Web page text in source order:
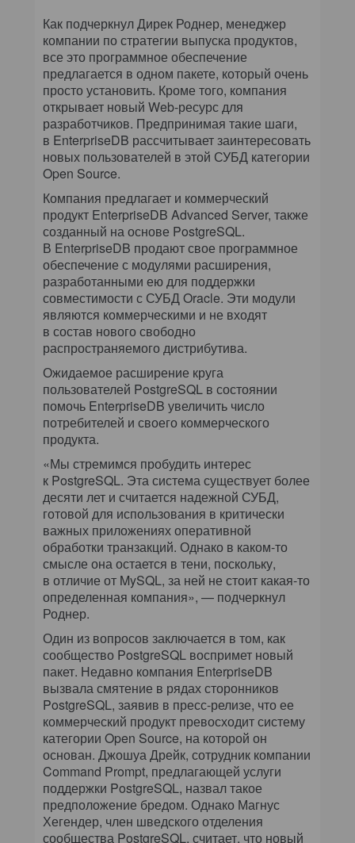
Как подчеркнул Дирек Роднер, менеджер
компании по стратегии выпуска продуктов,
все это программное обеспечение
предлагается в одном пакете, который очень
просто установить. Кроме того, компания
открывает новый Web-ресурс для
разработчиков. Предпринимая такие шаги,
в EnterpriseDB рассчитывает заинтересовать
новых пользователей в этой СУБД категории
Open Source.
Компания предлагает и коммерческий
продукт EnterpriseDB Advanced Server, также
созданный на основе PostgreSQL.
В EnterpriseDB продают свое программное
обеспечение с модулями расширения,
разработанными ею для поддержки
совместимости с СУБД Oracle. Эти модули
являются коммерческими и не входят
в состав нового свободно
распространяемого дистрибутива.
Ожидаемое расширение круга
пользователей PostgreSQL в состоянии
помочь EnterpriseDB увеличить число
потребителей и своего коммерческого
продукта.
«Мы стремимся пробудить интерес
к PostgreSQL. Эта система существует более
десяти лет и считается надежной СУБД,
готовой для использования в критически
важных приложениях оперативной
обработки транзакций. Однако в каком-то
смысле она остается в тени, поскольку,
в отличие от MySQL, за ней не стоит какая-то
определенная компания», — подчеркнул
Роднер.
Один из вопросов заключается в том, как
сообщество PostgreSQL воспримет новый
пакет. Недавно компания EnterpriseDB
вызвала смятение в рядах сторонников
PostgreSQL, заявив в пресс-релизе, что ее
коммерческий продукт превосходит систему
категории Open Source, на которой он
основан. Джошуа Дрейк, сотрудник компании
Command Prompt, предлагающей услуги
поддержки PostgreSQL, назвал такое
предположение бредом. Однако Магнус
Хегендер, член шведского отделения
сообщества PostgreSQL, считает, что новый